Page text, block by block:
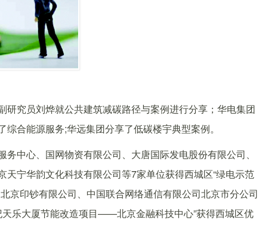
究员刘烨就公共建筑减碳路径与案例进行分享；华电集团
合能源服务;华远集团分享了低碳楼宇典型案例。
中心、国网物资有限公司、大唐国际发电股份有限公司、
宁华韵文化科技有限公司等7家单位获得西城区“绿电示范
京印钞有限公司、中国联合网络通信有限公司北京市分公司
天乐大厦节能改造项目——北京金融科技中心”获得西城区优